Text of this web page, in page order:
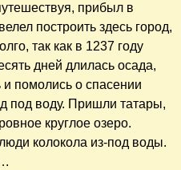
прибыл в
построить здесь город,
так как в 1237 году
дней длилась осада,
помолись о спасении
под воду. Пришли татары,
круглое озеро.
колокола из-под воды.